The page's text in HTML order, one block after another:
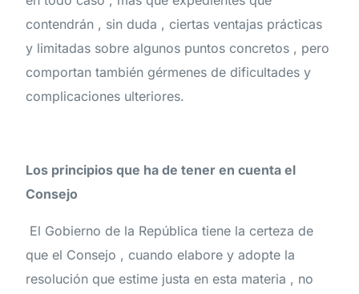
contendrán , sin duda , ciertas ventajas prácticas
y limitadas sobre algunos puntos concretos , pero
comportan también gérmenes de dificultades y
complicaciones ulteriores.
Los principios que ha de tener en cuenta el
Consejo
El Gobierno de la República tiene la certeza de
que el Consejo , cuando elabore y adopte la
resolución que estime justa en esta materia , no